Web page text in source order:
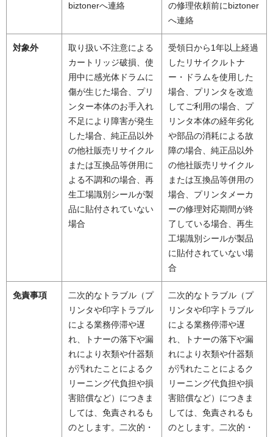
biztonerへ連絡
の修理依頼前にbiztoner
へ連絡
対象外
取り扱い不注意による
カートリッジ破損、使
用中に感光体ドラムに
傷が生じた場合、プリ
ンター本体のお手入れ
不足により障害が発生
した場合、純正品以外
の他社販売リサイクル
または互換品等併用に
よる不調和の場合、再
生工場識別シールが製
品に貼付されていない
場合
受領日から1年以上経過
したリサイクルトナ
ー・ドラムを使用した
場合、プリンタを改造
してご利用の場合、プ
リンタ本体の経年劣化
や部品の消耗による故
障の場合、純正品以外
の他社販売リサイクル
または互換品等併用の
場合、プリンタメーカ
ーの修理対応期間が終
了している場合、再生
工場識別シールが製品
に貼付されていない場
合
免責事項
二次的なトラブル（プ
リンタや印字トラブル
による業務停滞や遅
れ、トナーの落下や漏
れにより衣類や什器類
が汚れたことによるク
リーニング代負担や損
害賠償など）につきま
しては、免責されるも
のとします。二次的・
二次的なトラブル（プ
リンタや印字トラブル
による業務停滞や遅
れ、トナーの落下や漏
れにより衣類や什器類
が汚れたことによるク
リーニング代負担や損
害賠償など）につきま
しては、免責されるも
のとします。二次的・